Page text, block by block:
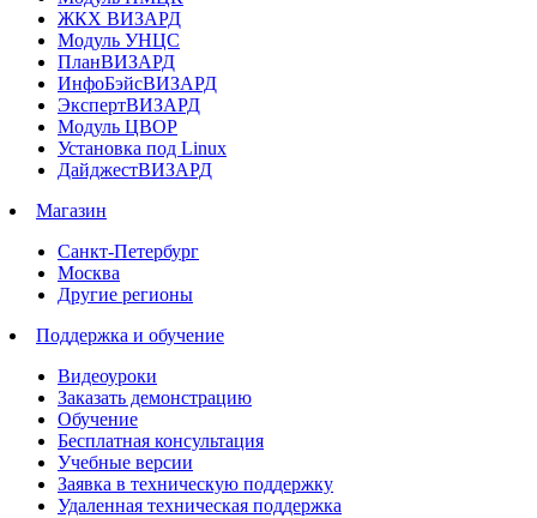
ЖКХ ВИЗАРД
Модуль УНЦС
ПланВИЗАРД
ИнфоБэйсВИЗАРД
ЭкспертВИЗАРД
Модуль ЦВОР
Установка под Linux
ДайджестВИЗАРД
Магазин
Санкт-Петербург
Москва
Другие регионы
Поддержка и обучение
Видеоуроки
Заказать демонстрацию
Обучение
Бесплатная консультация
Учебные версии
Заявка в техническую поддержку
Удаленная техническая поддержка